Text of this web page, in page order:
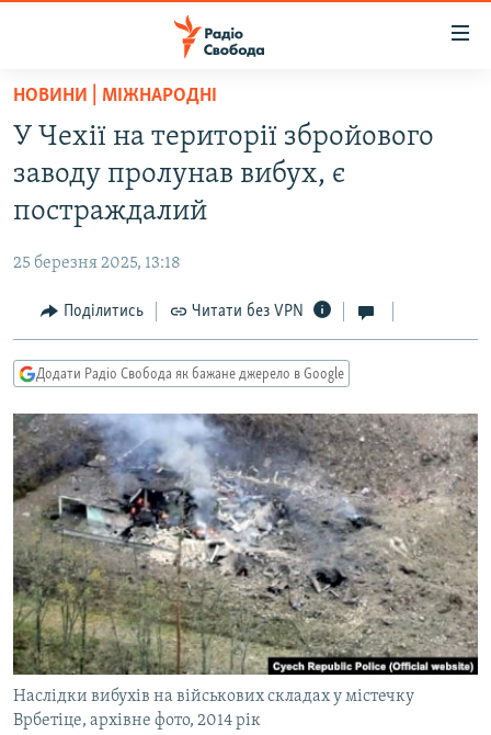
Перейти
основного
матеріалу
до
основної
навігації
Перейти
до
пошуку
ЕКОНОМІКА
СУСПІЛЬСТВО
УКРАЇНА
СВІТ
РОСІЙСЬКА «ФІЛЬТРАЦІЯ»
ДОНБАС.РЕАЛІЇ
ТИ ЯК?
СХЕМИ
КИТАЙ.ВИКЛИКИ
МУЛЬТИМЕДІА
ФОТО
СПЕЦПРОЄКТИ
ПОДКАСТИ
КРИМ РЕАЛІЇ
РУС
НОВИНИ | МІЖНАРОДНІ
У Чехії на території збройового
заводу пролунав вибух, є
постраждалий
25 березня 2025, 13:18
Поділитись Читати без VPN
Додати Радіо Свобода як бажане джерело в Google
Наслідки вибухів на військових складах у містечку
Врбетіце, архівне фото, 2014 рік